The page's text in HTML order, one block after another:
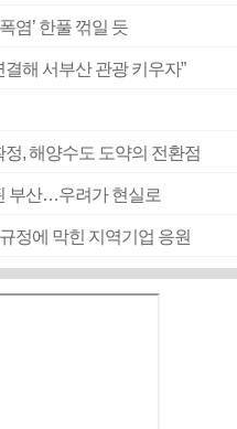
염’ 한풀 꺾일 듯
결해 서부산 관광 키우자”
, 해양수도 도약의 전환점
부산…우려가 현실로
정에 막힌 지역기업 응원